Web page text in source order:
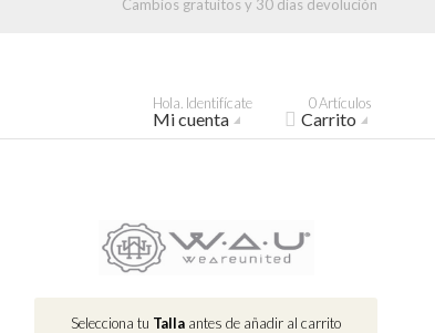
Cambios gratuitos y 30 días devolución
Hola. Identifícate
Mi cuenta
0 Artículos
Carrito
Selecciona tu Talla antes de añadir al carrito